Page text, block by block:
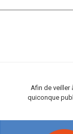
Afin de veiller
quiconque